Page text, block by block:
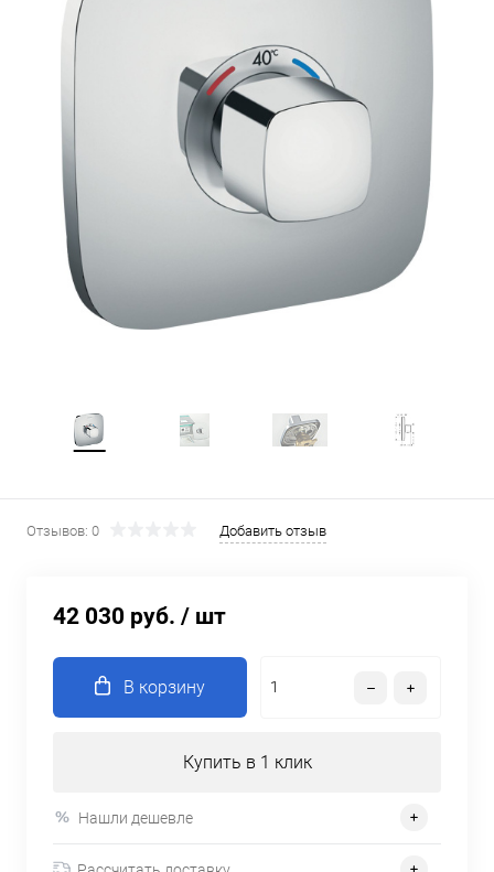
Отзывов: 0 Добавить отзыв
42 030 руб. / шт
В корзину
Купить в 1 клик
Нашли дешевле